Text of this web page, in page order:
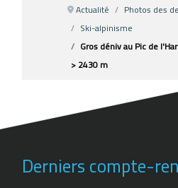
Actualité
Photos des
Ski-alpinisme
Gros déniv au Pic de
> 2430 m
Derniers compte-